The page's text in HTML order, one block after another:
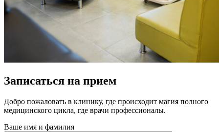
Записаться на прием
Добро пожаловать в клинику, где происходит магия полного
медицинского цикла, где врачи профессионалы.
Ваше имя и фамилия